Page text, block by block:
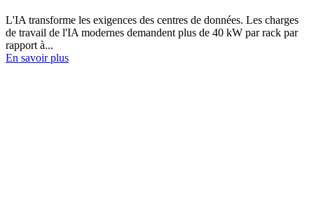
L'IA transforme les exigences des centres de données. Les charges
de travail de l'IA modernes demandent plus de 40 kW par rack par
rapport à...
En savoir plus